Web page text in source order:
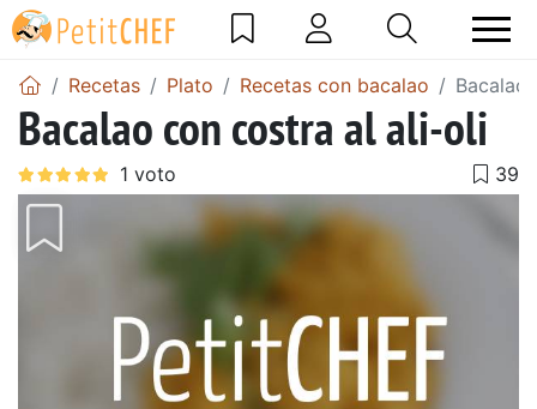
Recetas Plato Recetas con bacalao Bacalao
Bacalao con costra al ali-oli